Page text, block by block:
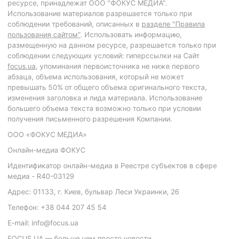
ресурсе, принадлежат ООО "ФОКУС МЕДИА".
Использование материалов разрешается только при
соблюдении требований, описанных в разделе "Правила
пользования сайтом". Использовать информацию,
размещенную на данном ресурсе, разрешается только при
соблюдении следующих условий: гиперссылки на Сайт
focus.ua, упоминания первоисточника не ниже первого
абзаца, объема использования, который не может
превышать 50% от общего объема оригинального текста,
изменения заголовка и лида материала. Использование
большего объема текста возможно только при условии
получения письменного разрешения Компании.
ООО «ФОКУС МЕДИА»
Онлайн-медиа ФОКУС
Идентификатор онлайн-медиа в Реестре субъектов в сфере
медиа - R40-03129
Адрес: 01133, г. Киев, бульвар Леси Украинки, 26
Телефон: +38 044 207 45 54
E-mail: info@focus.ua